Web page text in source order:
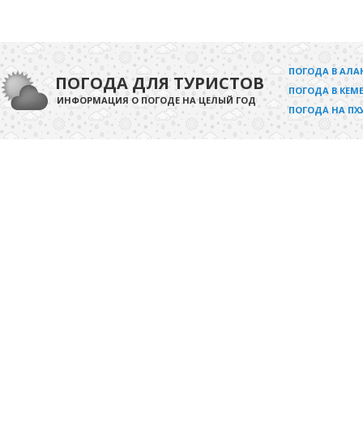
ПОГОДА ДЛЯ ТУРИСТОВ
ИНФОРМАЦИЯ О ПОГОДЕ НА ЦЕЛЫЙ ГОД
ПОГОДА В
ПОГОДА В
ПОГОДА НА